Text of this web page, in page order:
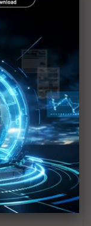
示警全球AI基
家「祕而不
代ASIC產品
捨超微全面
448G為銅